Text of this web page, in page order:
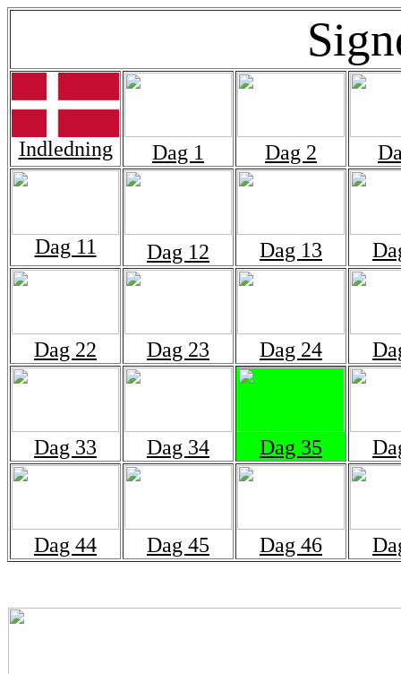
Indledning Dag 1 Dag 2
Dag 11 Dag 12 Dag 13
Dag 22 Dag 23 Dag 24
Dag 33 Dag 34 Dag 35
Dag 44 Dag 45 Dag 46